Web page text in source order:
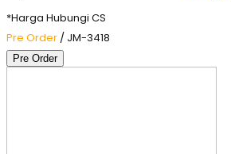
*Harga Hubungi CS
Pre Order / JM-3418
Pre Order